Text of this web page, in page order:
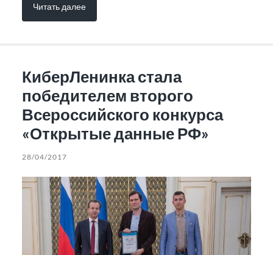
Читать далее
КиберЛенинка стала
победителем второго
Всероссийского конкурса
«Открытые данные РФ»
28/04/2017